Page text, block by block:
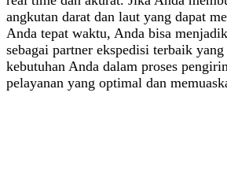
angkutan darat dan laut yang dapat
Anda tepat waktu, Anda bisa
sebagai partner ekspedisi terbaik
kebutuhan Anda dalam proses
pelayanan yang optimal dan